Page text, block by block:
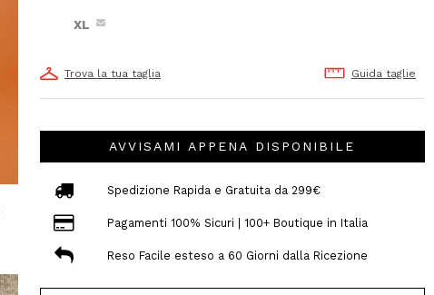
XL
Trova la tua taglia Guida taglie
AVVISAMI APPENA DISPONIBILE
Spedizione Rapida e Gratuita da 299€
Pagamenti 100% Sicuri | 100+ Boutique in Italia
Reso Facile esteso a 60 Giorni dalla Ricezione